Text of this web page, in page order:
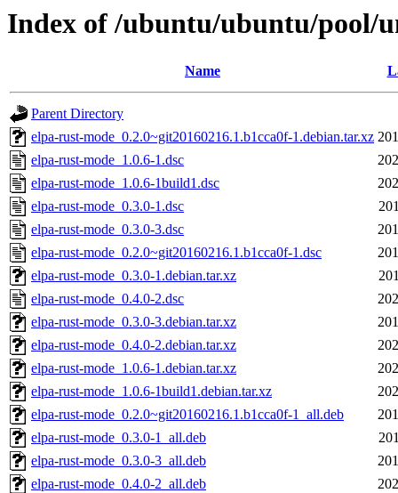
Index of /ubuntu/ubuntu/pool/
Name
Parent Directory
elpa-rust-mode_0.2.0~git20160216.1.b1cca0f-1.debian.tar.xz
elpa-rust-mode_1.0.6-1.dsc
elpa-rust-mode_1.0.6-1build1.dsc
elpa-rust-mode_0.3.0-1.dsc
elpa-rust-mode_0.3.0-3.dsc
elpa-rust-mode_0.2.0~git20160216.1.b1cca0f-1.dsc
elpa-rust-mode_0.3.0-1.debian.tar.xz
elpa-rust-mode_0.4.0-2.dsc
elpa-rust-mode_0.3.0-3.debian.tar.xz
elpa-rust-mode_0.4.0-2.debian.tar.xz
elpa-rust-mode_1.0.6-1.debian.tar.xz
elpa-rust-mode_1.0.6-1build1.debian.tar.xz
elpa-rust-mode_0.2.0~git20160216.1.b1cca0f-1_all.deb
elpa-rust-mode_0.3.0-1_all.deb
elpa-rust-mode_0.3.0-3_all.deb
elpa-rust-mode_0.4.0-2_all.deb